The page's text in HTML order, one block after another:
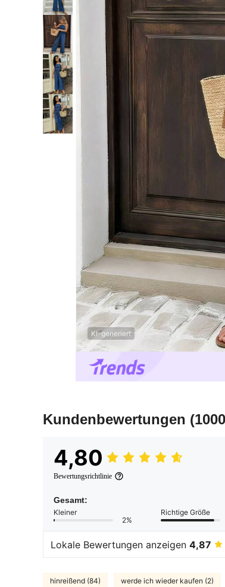
KI-generiert
Kundenbewertungen
4,80
Bewertungsrichtlinie
Gesamt:
Kleiner
2%
Richtige Größe
Lokale Bewertungen anzeigen 4,87
hinreißend (84) werde ich wieder kaufen (2)